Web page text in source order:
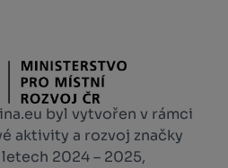
byl vytvořen v rámci
aktivity a rozvoj značky
2024 – 2025,